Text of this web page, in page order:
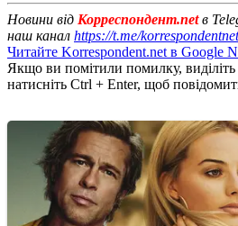
Новини від Корреспондент.netв
наш канал https://t.me/korrespondentnet
Читайте Korrespondent.net в Google
Якщо ви помітили помилку, виділіть
натисніть Ctrl + Enter, щоб